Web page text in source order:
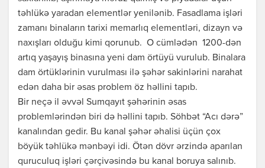
təhlükə yaradan elementlər yenilənib. Fasadlama işləri
zamanı binaların tarixi memarlıq elementləri, dizayn və
naxışları olduğu kimi qorunub. O cümlədən 1200-dən
artıq yaşayış binasına yeni dam örtüyü vurulub. Binalara
dam örtüklərinin vurulması ilə şəhər sakinlərini narahat
edən daha bir əsas problem öz həllini tapıb.
Bir neçə il əvvəl Sumqayıt şəhərinin əsas
problemlərindən biri də həllini tapıb. Söhbət “Acı dərə”
kanalından gedir. Bu kanal şəhər əhalisi üçün çox
böyük təhlükə mənbəyi idi. Ötən dövr ərzində aparılan
quruculuq işləri çərçivəsində bu kanal boruya salınıb.